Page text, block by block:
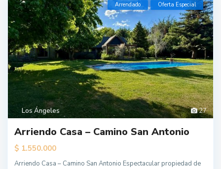
27
Los Ángeles
Arrendado Oferta Especial
Arriendo Casa – Camino San Antonio
$ 1.550.000
Arriendo Casa – Camino San Antonio Espectacular propiedad de